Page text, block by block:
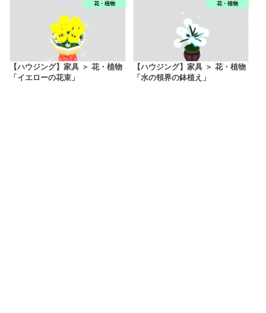
花・植物
【ハウジング】家具 ＞ 花・植物
「イエローの花束」
花・植物
【ハウジング】家具 ＞ 花・植物
「水の領界の鉢植え」